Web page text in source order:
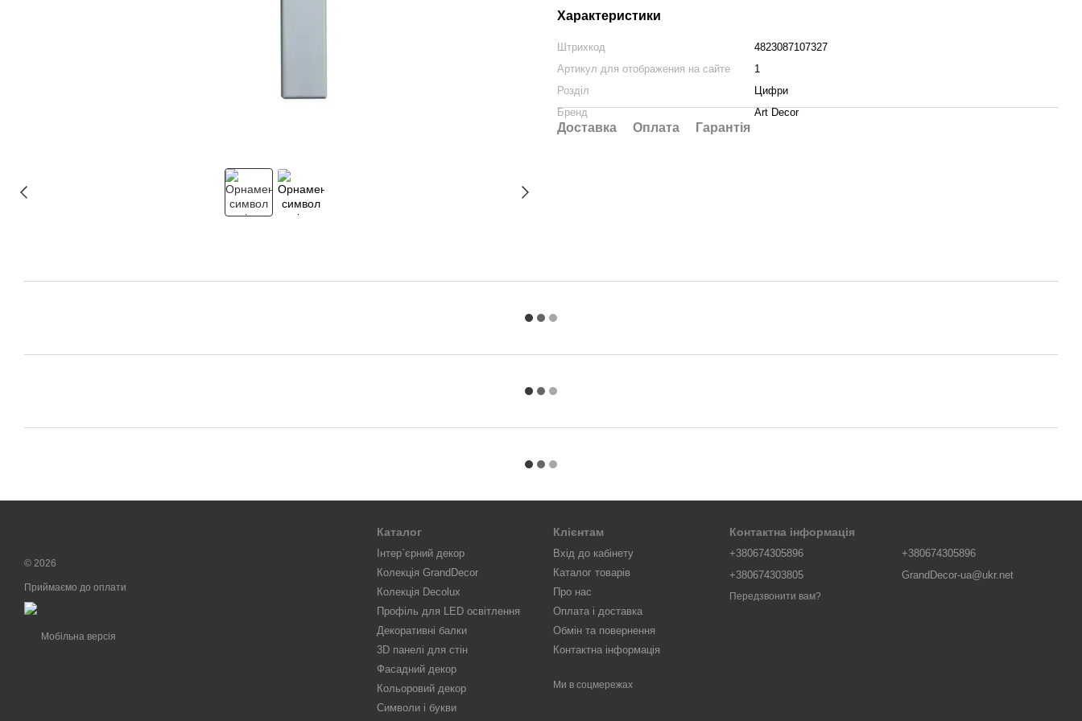
Характеристики
Штрихкод
4823087107327
Артикул для отображения на сайте
1
Розділ
Цифри
Бренд
Art Decor
Доставка Оплата Гарантія
© 2026
Приймаємо до оплати
Мобільна версія
Каталог
Інтер`єрний декор
Колекція GrandDecor
Колекція Decolux
Профіль для LED освітлення
Декоративні балки
3D панелі для стін
Фасадний декор
Кольоровий декор
Символи і букви
Клієнтам
Вхід до кабінету
Каталог товарів
Про нас
Оплата і доставка
Обмін та повернення
Контактна інформація
Ми в соцмережах
Контактна інформація
+380674305896
+380674303805
Передзвонити вам?
+380674305896
GrandDecor-ua@ukr.net